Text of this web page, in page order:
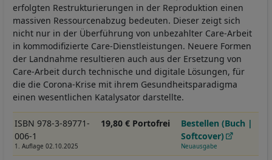
erfolgten Restrukturierungen in der Reproduktion einen
massiven Ressourcenabzug bedeuten. Dieser zeigt sich
nicht nur in der Überführung von unbezahlter Care-Arbeit
in kommodifizierte Care-Dienstleistungen. Neuere Formen
der Landnahme resultieren auch aus der Ersetzung von
Care-Arbeit durch technische und digitale Lösungen, für
die die Corona-Krise mit ihrem Gesundheitsparadigma
einen wesentlichen Katalysator darstellte.
ISBN 978-3-89771-
006-1
1. Auflage 02.10.2025
19,80 € Portofrei
Bestellen (Buch |
Softcover)
Neuausgabe